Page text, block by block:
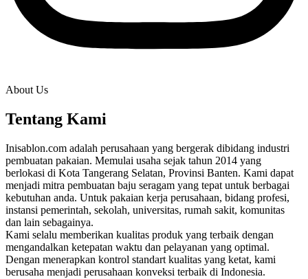
About Us
Tentang Kami
Inisablon.com adalah perusahaan yang bergerak dibidang industri
pembuatan pakaian. Memulai usaha sejak tahun 2014 yang
berlokasi di Kota Tangerang Selatan, Provinsi Banten. Kami dapat
menjadi mitra pembuatan baju seragam yang tepat untuk berbagai
kebutuhan anda. Untuk pakaian kerja perusahaan, bidang profesi,
instansi pemerintah, sekolah, universitas, rumah sakit, komunitas
dan lain sebagainya.
Kami selalu memberikan kualitas produk yang terbaik dengan
mengandalkan ketepatan waktu dan pelayanan yang optimal.
Dengan menerapkan kontrol standart kualitas yang ketat, kami
berusaha menjadi perusahaan konveksi terbaik di Indonesia.